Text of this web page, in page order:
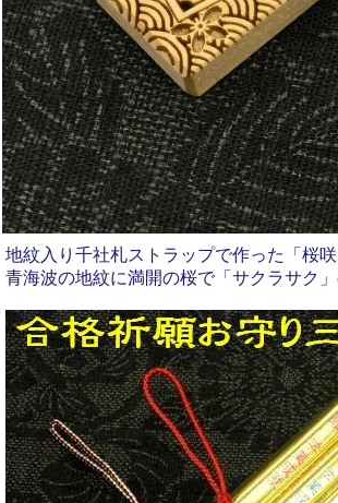
地紋入り千社札ストラップで作った「桜
青海波の地紋に満開の桜で「サクラサク